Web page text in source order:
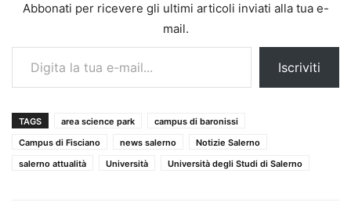
Abbonati per ricevere gli ultimi articoli inviati alla tua e-
mail.
Digita la tua e-mail...
Iscriviti
TAGS area science park
campus di baronissi
Campus di Fisciano
news salerno
Notizie Salerno
salerno attualità
Università Università degli Studi di Salerno